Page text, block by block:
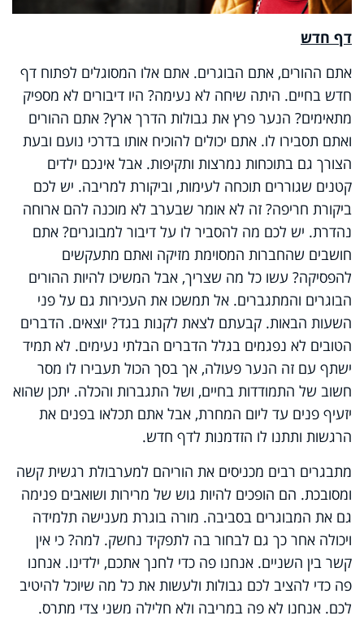
דף חדש
אתם ההורים, אתם הבוגרים. אתם אלו המסוגלים לפתוח דף
חדש בחיים. היתה שיחה לא נעימה? היו דיבורים לא מספיק
מתאימים? הנער פרץ את גבולות הדרך ארץ? אתם ההורים
ואתם תסבירו לו. אתם יכולים להוכיח אותו בדרכי נועם ובעת
הצורך גם בתוכחות נמרצות ותקיפות. אבל אינכם ילדים
קטנים שגוררים תוכחה לעימות, וביקורת למריבה. יש לכם
ביקורת חריפה? זה לא אומר שבערב לא מוכנה להם ארוחה
נהדרת. יש לכם מה להסביר לו על דיבור למבוגרים? אתם
חושבים שהחברות המסוימת מזיקה ואתם מתעקשים
להפסיקה? עשו כל מה שצריך, אבל המשיכו להיות ההורים
הבוגרים והמתגברים. אל תמשכו את העכירות גם על פני
השעות הבאות. קבעתם לצאת לקנות בגד? יוצאים. הדברים
הטובים לא נפגמים בגלל הדברים הבלתי נעימים. לא תמיד
ישתף עם זה הנער פעולה, אך בסך הכול תעבירו לו מסר
חשוב של התמודדות בחיים, ושל התגברות והכלה. יתכן שהוא
יזעיף פנים עד ליום המחרת, אבל אתם תכלאו בפנים את
הרגשות ותתנו לו הזדמנות לדף חדש.
מתבגרים רבים מכניסים את הוריהם למערבולת רגשית קשה
ומסובכת. הם הופכים להיות גוש של מרירות ושואבים פנימה
גם את המבוגרים בסביבה. מורה בוגרת מענישה תלמידה
ויכולה אחר כך גם לבחור בה לתפקיד נחשק. למה? כי אין
קשר בין השניים. אנחנו פה כדי לחנך אתכם, ילדינו. אנחנו
פה כדי להציב לכם גבולות ולעשות את כל מה שיוכל להיטיב
לכם. אנחנו לא פה במריבה ולא חלילה משני צדי מתרס.